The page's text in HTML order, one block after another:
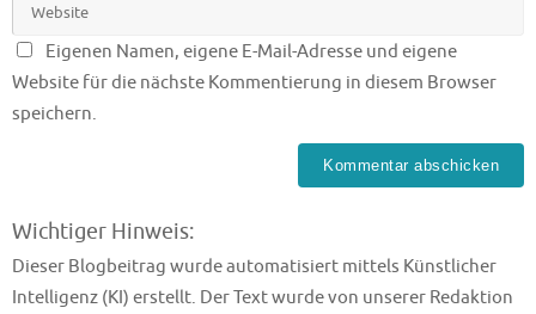
Eigenen Namen, eigene E-Mail-Adresse und eigene
Website für die nächste Kommentierung in diesem Browser
speichern.
Wichtiger Hinweis:
Dieser Blogbeitrag wurde automatisiert mittels Künstlicher
Intelligenz (KI) erstellt. Der Text wurde von unserer Redaktion